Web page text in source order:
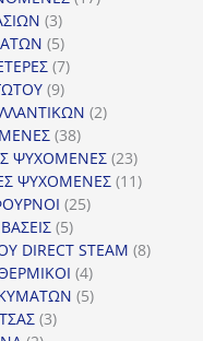
33
προϊόντα
55
προϊόντα
77
99
προϊόντα
22
3838
προϊόντα
ΨΥΧΟΜΕΝΕΣ 2323
προϊόντα
ΨΥΧΟΜΕΝΕΣ 1111
2525
55
προϊόντα
DIRECT STEAM 88
44
προϊόντα
55
33